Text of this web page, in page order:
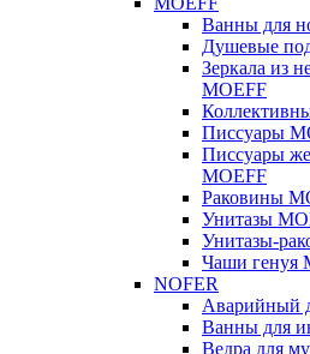
Ванны для
Душевые
Зеркала из
MOEFF
Писсуары
Писсуары
MOEFF
Раковины
Унитазы
Унитазы-
Чаши генуя
NOFER
Аварийный
Ванны для
Ведра для